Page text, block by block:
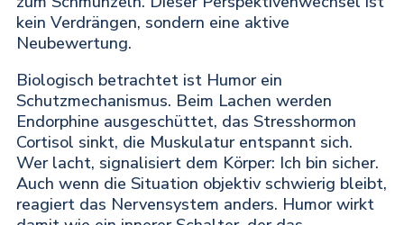
kein Verdrängen, sondern eine aktive
Neubewertung.
Biologisch betrachtet ist Humor ein
Schutzmechanismus. Beim Lachen werden
Endorphine ausgeschüttet, das Stresshormon
Cortisol sinkt, die Muskulatur entspannt sich.
Wer lacht, signalisiert dem Körper: Ich bin sicher.
Auch wenn die Situation objektiv schwierig bleibt,
reagiert das Nervensystem anders. Humor wirkt